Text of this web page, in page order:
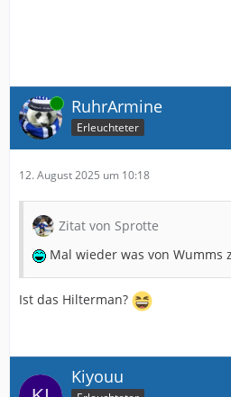
Online RuhrArmine
Erleuchteter
12. August 2025 um 10:18
Zitat von Sprotte
Mal wieder was von Wumms
Ist das Hilterman?
Kiyouu